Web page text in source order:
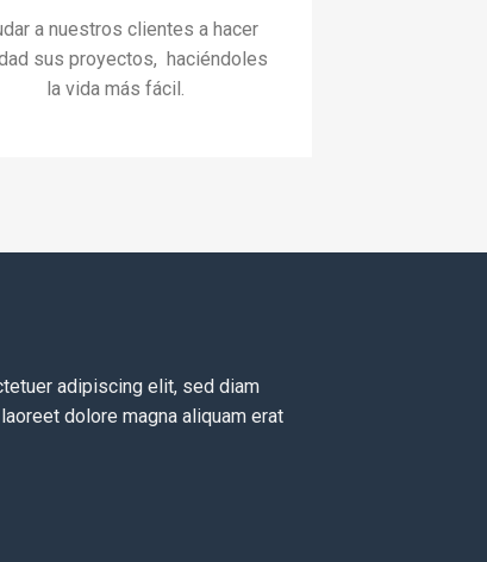
a nuestros clientes a hacer
sus proyectos, haciéndoles
la vida más fácil.
adipiscing elit, sed diam
dolore magna aliquam erat